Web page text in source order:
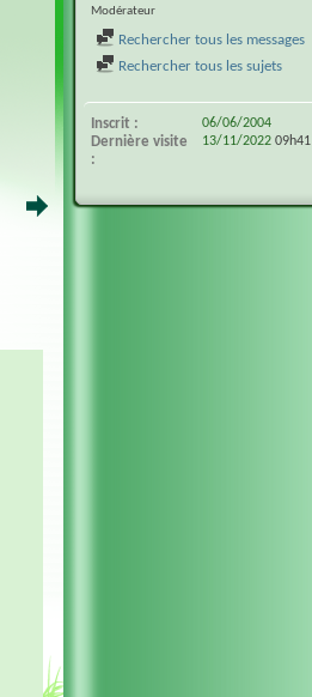
Modérateur
Rechercher tous les messages
Rechercher tous les sujets
Inscrit 06/06/2004
Dernière visite 13/11/2022 09h41